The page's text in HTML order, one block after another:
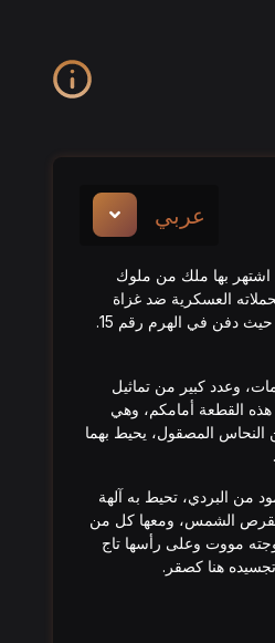
عربي
بها ملك من ملوك
العسكرية ضد غزاة
دفن في الهرم رقم 15.
وعدد كبير من تماثيل
هذه القطعة أمامكم، وهي
المصقول، يحيط بهما
من البردي، تحيط به آلهة
بقرص الشمس، ومعها كل من
مووت وعلى رأسها تاج
هنا كصقر.